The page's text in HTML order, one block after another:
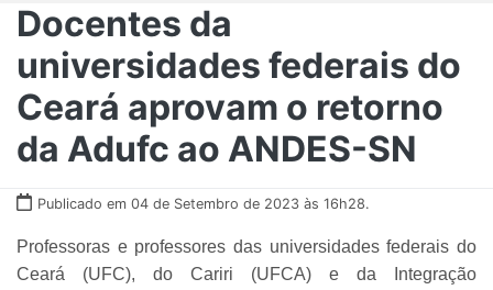
Docentes da
universidades federais do
Ceará aprovam o retorno
da Adufc ao ANDES-SN
Publicado em 04 de Setembro de 2023 às 16h28.
Professoras e professores das universidades federais do
Ceará (UFC), do Cariri (UFCA) e da Integração